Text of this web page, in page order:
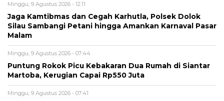
Minggu, 9 Agustus 2026 - 12:11
Jaga Kamtibmas dan Cegah Karhutla, Polsek Dolok
Silau Sambangi Petani hingga Amankan Karnaval Pasar
Malam
Minggu, 9 Agustus 2026 - 07:44
Puntung Rokok Picu Kebakaran Dua Rumah di Siantar
Martoba, Kerugian Capai Rp550 Juta
Minggu, 9 Agustus 2026 - 07:41